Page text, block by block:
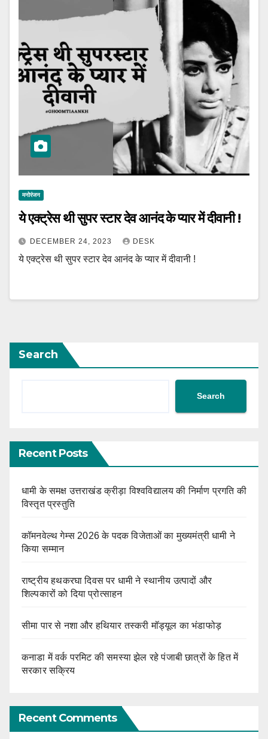
मनोरंजन
ये एक्ट्रेस थी सुपर स्टार देव आनंद के प्यार में दीवानी !
DECEMBER 24, 2023 DESK
ये एक्ट्रेस थी सुपर स्टार देव आनंद के प्यार में दीवानी !
Search
Search
Recent Posts
धामी के समक्ष उत्तराखंड क्रीड़ा विश्वविद्यालय की निर्माण प्रगति की
विस्तृत प्रस्तुति
कॉमनवेल्थ गेम्स 2026 के पदक विजेताओं का मुख्यमंत्री धामी ने
किया सम्मान
राष्ट्रीय हथकरघा दिवस पर धामी ने स्थानीय उत्पादों और
शिल्पकारों को दिया प्रोत्साहन
सीमा पार से नशा और हथियार तस्करी मॉड्यूल का भंडाफोड़
कनाडा में वर्क परमिट की समस्या झेल रहे पंजाबी छात्रों के हित में
सरकार सक्रिय
Recent Comments